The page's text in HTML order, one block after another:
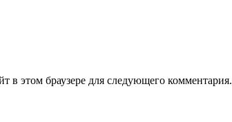
в этом браузере для следующего комментария.